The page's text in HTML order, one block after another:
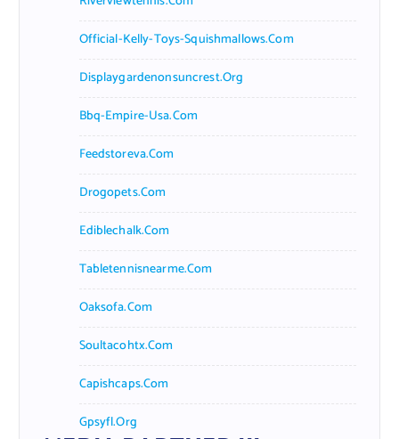
Official-Kelly-Toys-Squishmallows.com
Displaygardenonsuncrest.org
Bbq-Empire-Usa.com
Feedstoreva.com
Drogopets.com
Ediblechalk.com
Tabletennisnearme.com
Oaksofa.com
Soultacohtx.com
Capishcaps.com
Gpsyfl.org